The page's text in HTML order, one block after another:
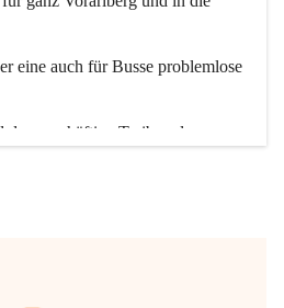
eine auch für Busse problemlose
geschäftige Treiben der